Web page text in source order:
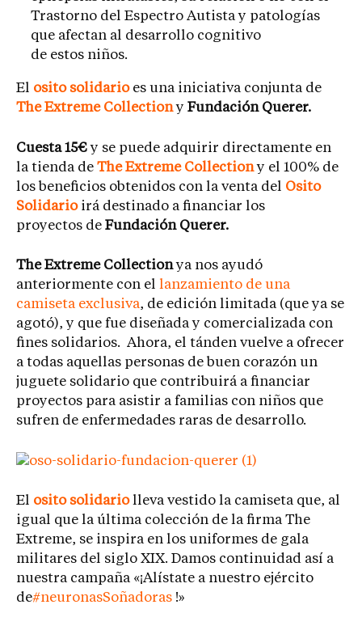
Trastorno del Espectro Autista y patologías
que afectan al desarrollo cognitivo
de estos niños.
El osito solidarioes una iniciativa conjunta de
The Extreme Collectiony Fundación Querer.
Cuesta 15€y se puede adquirir directamente en
la tienda de The Extreme Collectiony el 100% de
los beneficios obtenidos con la venta del Osito
Solidarioirá destinado a financiar los
proyectos de Fundación Querer.
The Extreme Collectionya nos ayudó
anteriormente con el lanzamiento de una
camiseta exclusiva, de edición limitada (que ya se
agotó), y que fue diseñada y comercializada con
fines solidarios. Ahora, el tánden vuelve a ofrecer
a todas aquellas personas de buen corazón un
juguete solidario que contribuirá a financiar
proyectos para asistir a familias con niños que
sufren de enfermedades raras de desarrollo.
El osito solidariolleva vestido la camiseta que, al
igual que la última colección de la firma The
Extreme, se inspira en los uniformes de gala
militares del siglo XIX. Damos continuidad así a
nuestra campaña «¡Alístate a nuestro ejército
de#neuronasSoñadoras !»